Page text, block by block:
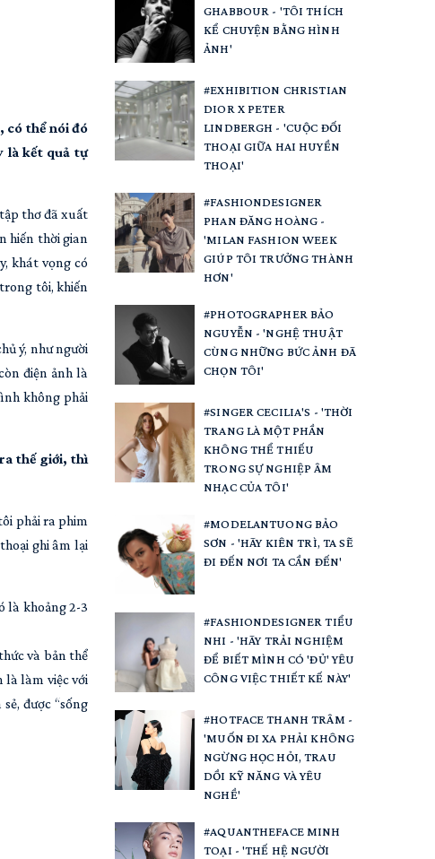
có thể nói đó
là kết quả tự
thơ đã xuất
hiến thời gian
khát vọng có
tôi, khiến
ý, như người
điện ảnh là
không phải
thế giới, thì
phải ra phim
ghi âm lại
là khoảng 2-3
và bản thể
là làm việc với
được “sống
GHABBOUR - 'TÔI THÍCH
KỂ CHUYỆN BẰNG HÌNH
ẢNH'
#EXHIBITION CHRISTIAN
DIOR X PETER
LINDBERGH - 'CUỘC ĐỐI
THOẠI GIỮA HAI HUYỀN
THOẠI'
#FASHIONDESIGNER
PHAN ĐĂNG HOÀNG -
'MILAN FASHION WEEK
GIÚP TÔI TRƯỞNG THÀNH
HƠN'
#PHOTOGRAPHER BẢO
NGUYỄN - 'NGHỆ THUẬT
CÙNG NHỮNG BỨC ẢNH ĐÃ
CHỌN TÔI'
#SINGER CECILIA'S - 'THỜI
TRANG LÀ MỘT PHẦN
KHÔNG THỂ THIẾU
TRONG SỰ NGHIỆP ÂM
NHẠC CỦA TÔI'
#MODELANTUONG BẢO
SƠN - 'HÃY KIÊN TRÌ, TA SẼ
ĐI ĐẾN NƠI TA CẦN ĐẾN'
#FASHIONDESIGNER TIỂU
NHI - 'HÃY TRẢI NGHIỆM
ĐỂ BIẾT MÌNH CÓ 'ĐỦ' YÊU
CÔNG VIỆC THIẾT KẾ NÀY'
#HOTFACE THANH TRÂM -
'MUỐN ĐI XA PHẢI KHÔNG
NGỪNG HỌC HỎI, TRAU
DỒI KỸ NĂNG VÀ YÊU
NGHỀ'
#AQUANTHEFACE MINH
TOẠI - 'THẾ HỆ NGƯỜI